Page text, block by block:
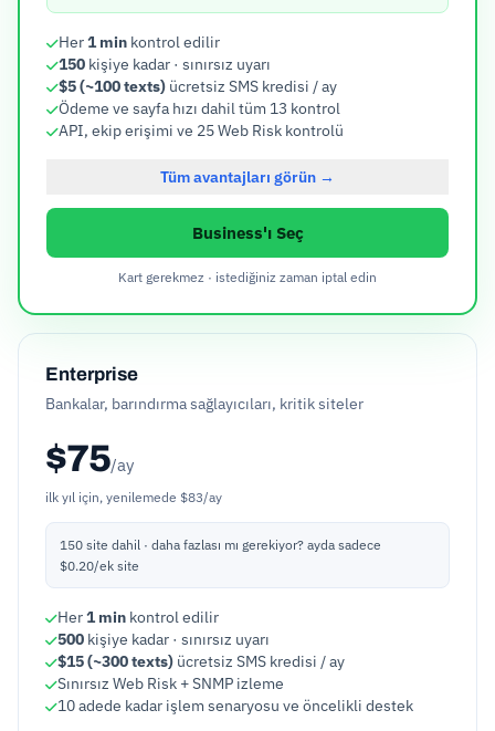
Her1 min kontrol edilir
150 kişiye kadar · sınırsız uyarı
$5 (~100 texts) ücretsiz SMS kredisi / ay
Ödeme ve sayfa hızı dahil tüm 13 kontrol
API, ekip erişimi ve 25 Web Risk kontrolü
Tüm avantajları görün →
Business'ı Seç
Kart gerekmez · istediğiniz zaman iptal edin
Enterprise
Bankalar, barındırma sağlayıcıları, kritik siteler
$75/ay
ilk yıl için, yenilemede $83/ay
150 site dahil · daha fazlası mı gerekiyor? ayda sadece
$0.20/ek site
Her1 min kontrol edilir
500 kişiye kadar · sınırsız uyarı
$15 (~300 texts) ücretsiz SMS kredisi / ay
Sınırsız Web Risk + SNMP izleme
10 adede kadar işlem senaryosu ve öncelikli destek